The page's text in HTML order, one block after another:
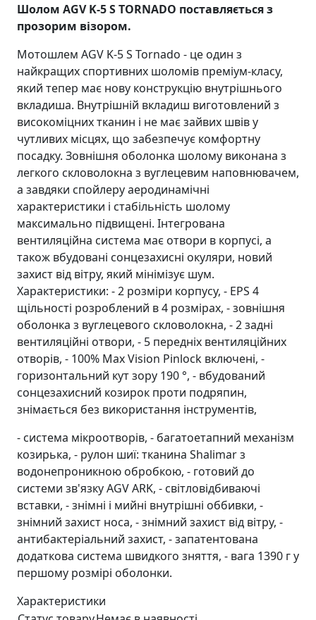
Шолом AGV K-5 S TORNADO поставляється з
прозорим візором.
Мотошлем AGV K-5 S Tornado - це один з
найкращих спортивних шоломів преміум-класу,
який тепер має нову конструкцію внутрішнього
вкладиша. Внутрішній вкладиш виготовлений з
високоміцних тканин і не має зайвих швів у
чутливих місцях, що забезпечує комфортну
посадку. Зовнішня оболонка шолому виконана з
легкого скловолокна з вуглецевим наповнювачем,
а завдяки спойлеру аеродинамічні
характеристики і стабільність шолому
максимально підвищені. Інтегрована
вентиляційна система має отвори в корпусі, а
також вбудовані сонцезахисні окуляри, новий
захист від вітру, який мінімізує шум.
Характеристики: - 2 розміри корпусу, - EPS 4
щільності розроблений в 4 розмірах, - зовнішня
оболонка з вуглецевого скловолокна, - 2 задні
вентиляційні отвори, - 5 передніх вентиляційних
отворів, - 100% Max Vision Pinlock включені, -
горизонтальний кут зору 190 °, - вбудований
сонцезахисний козирок проти подряпин,
знімається без використання інструментів,
- система мікроотворів, - багатоетапний механізм
козирька, - рулон шиї: тканина Shalimar з
водонепроникною обробкою, - готовий до
системи зв'язку AGV ARK, - світловідбиваючі
вставки, - знімні і мийні внутрішні оббивки, -
знімний захист носа, - знімний захист від вітру, -
антибактеріальний захист, - запатентована
додаткова система швидкого зняття, - вага 1390 г у
першому розмірі оболонки.
Характеристики